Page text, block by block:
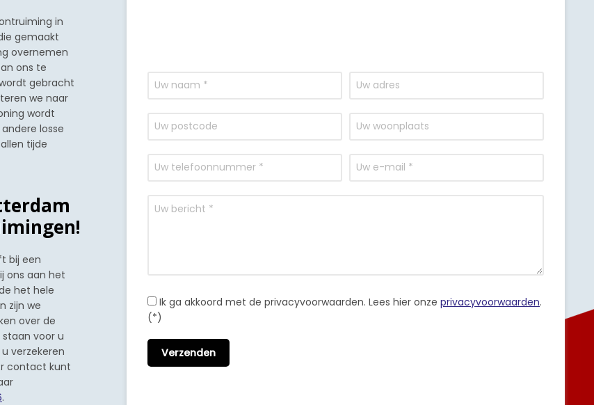
in
gemaakt
overnemen
ons te
gebracht
we naar
wordt
losse
tijde
bij een
ons aan het
het hele
zijn we
over de
voor u
verzekeren
contact kunt
.
Ik ga akkoord met de privacyvoorwaarden. Lees hier onze privacyvoorwaarden.
(*)